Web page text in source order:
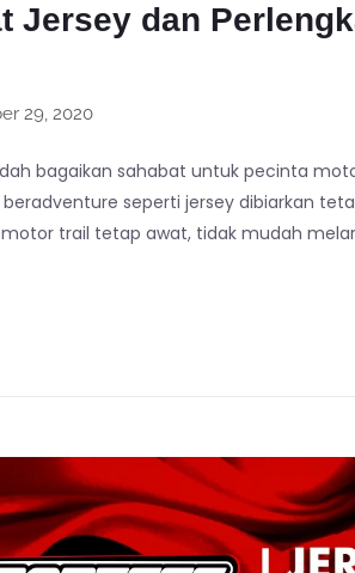
Jersey dan
29, 2020
bagaikan sahabat untuk pecinta
seperti jersey dibiarkan
motor trail tetap awat, tidak mudah